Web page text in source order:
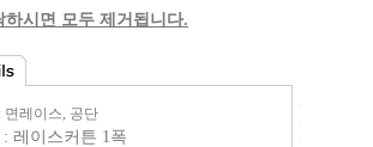
시면 모두 제거됩니다.
면레이스, 공단
: 레이스커튼 1폭